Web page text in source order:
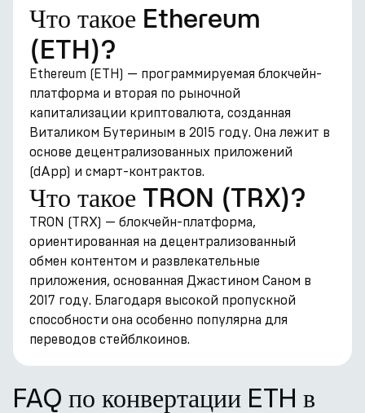
Что такое Ethereum
(ETH)?
Ethereum (ETH) — программируемая блокчейн-
платформа и вторая по рыночной
капитализации криптовалюта, созданная
Виталиком Бутериным в 2015 году. Она лежит в
основе децентрализованных приложений
(dApp) и смарт-контрактов.
Что такое TRON (TRX)?
TRON (TRX) — блокчейн-платформа,
ориентированная на децентрализованный
обмен контентом и развлекательные
приложения, основанная Джастином Саном в
2017 году. Благодаря высокой пропускной
способности она особенно популярна для
переводов стейблкоинов.
FAQ по конвертации ETH в